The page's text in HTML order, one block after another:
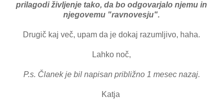
prilagodi življenje tako, da bo odgovarjalo njemu in
njegovemu "ravnovesju".
Drugič kaj več, upam da je dokaj razumljivo, haha.
Lahko noč,
P.s. Članek je bil napisan približno 1 mesec nazaj.
Katja